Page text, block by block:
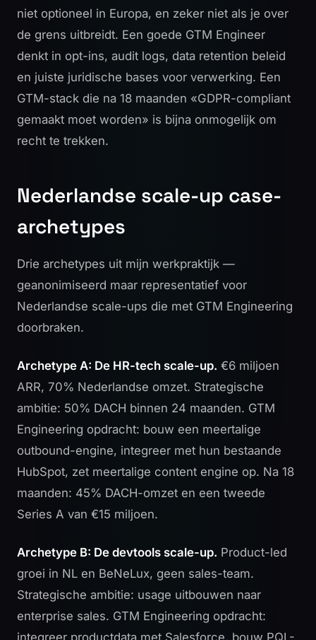
niet optioneel in Europa, en zeker niet als je over
de grens uitbreidt. Een goede GTM Engineer
denkt in opt-ins, audit logs, data retention beleid
en juiste juridische bases voor verwerking. Een
GTM-stack die na 18 maanden «GDPR-compliant
gemaakt moet worden» is bijna onmogelijk om
recht te trekken.
Nederlandse scale-up case-
archetypes
Drie archetypes uit mijn werkpraktijk —
geanonimiseerd maar representatief voor
Nederlandse scale-ups die met GTM Engineering
doorbraken.
Archetype A: De HR-tech scale-up. €6 miljoen
ARR, 70% Nederlandse omzet. Strategische
ambitie: 50% DACH binnen 24 maanden. GTM
Engineering opdracht: bouw een meertalige
outbound-engine, integreer met hun bestaande
HubSpot, zet meertalige content engine op. Na 18
maanden: 45% DACH-omzet en een tweede
Series A van €15 miljoen.
Archetype B: De devtools scale-up. Product-led
groei in NL en BeNeLux, geen sales-team.
Strategische ambitie: usage uitbouwen naar
enterprise sales. GTM Engineering opdracht:
integreer productdata met Salesforce, bouw PQL-